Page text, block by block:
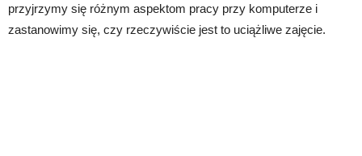
przyjrzymy się różnym aspektom pracy przy komputerze i
zastanowimy się, czy rzeczywiście jest to uciążliwe zajęcie.